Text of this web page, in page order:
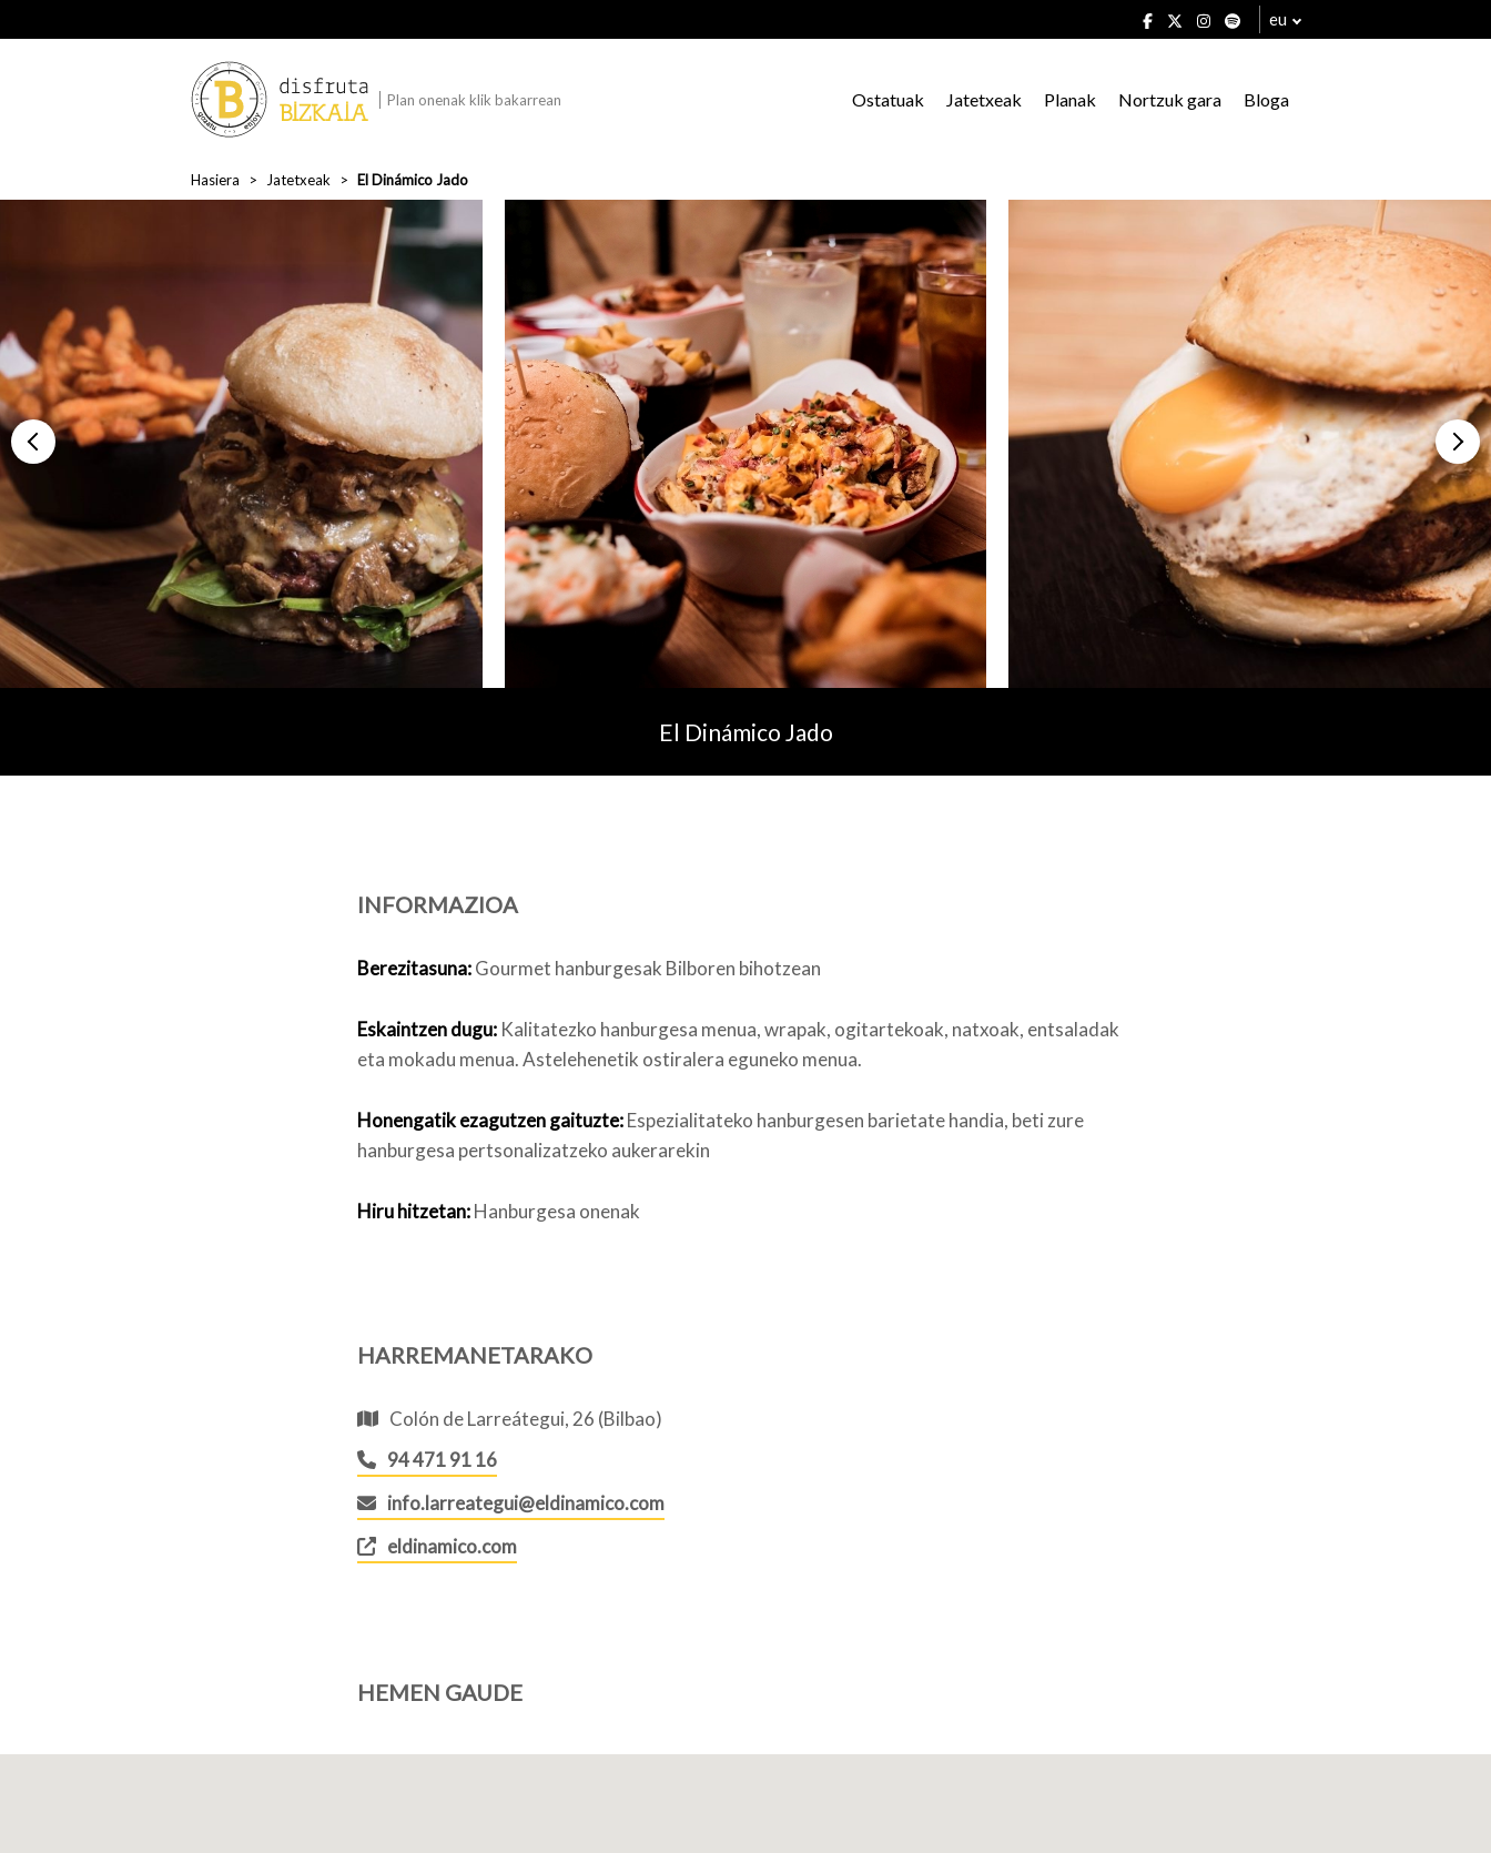
eu
Plan onenak klik bakarrean Ostatuak Jatetxeak Planak Nortzuk gara Bloga
Hasiera Jatetxeak El Dinámico Jado
El Dinámico Jado
INFORMAZIOA
Berezitasuna:Gourmet hanburgesak Bilboren bihotzean
Eskaintzen dugu: Kalitatezko hanburgesa menua, wrapak, ogitartekoak, natxoak, entsaladak
eta mokadu menua. Astelehenetik ostiralera eguneko menua.
Honengatik ezagutzen gaituzte:Espezialitateko hanburgesen barietate handia, beti zure
hanburgesa pertsonalizatzeko aukerarekin
Hiru hitzetan:Hanburgesa onenak
HARREMANETARAKO
Colón de Larreátegui, 26 (Bilbao)
94 471 91 16
info.larreategui@eldinamico.com
eldinamico.com
HEMEN GAUDE